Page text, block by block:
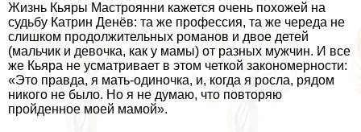
Жизнь Кьяры Мастроянни кажется очень похожей на
судьбу Катрин Денёв: та же профессия, та же череда не
слишком продолжительных романов и двое детей
(мальчик и дeвoчка, как у мамы) от разных мужчин. И все
же Кьяра не усматривает в этом четкой закономерности:
«Это правда, я мать-одиночка, и, когда я росла, рядом
никого не было. Но я не думаю, что повторяю
пройденное моей мамой».